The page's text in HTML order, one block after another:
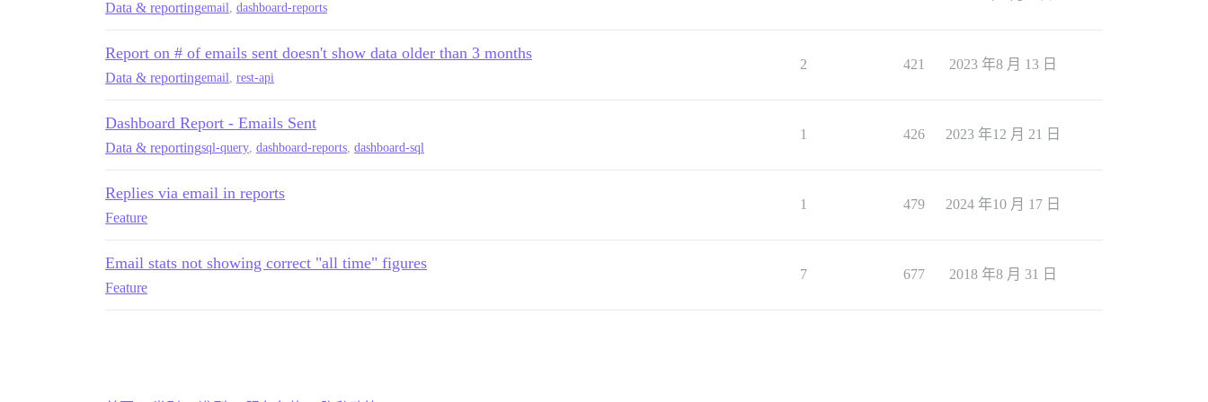
Data & reportingemail, dashboard-reports
Report on # of emails sent doesn't show data older than 3 months
Data & reportingemail, rest-api
2 421 2023 年8 月 13 日
Dashboard Report - Emails Sent
Data & reportingsql-query, dashboard-reports, dashboard-sql
1 426 2023 年12 月 21 日
Replies via email in reports
Feature
1 479 2024 年10 月 17 日
Email stats not showing correct "all time" figures
Feature
7 677 2018 年8 月 31 日